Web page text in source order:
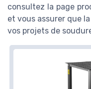
consultez la page
et vous assurer que
vos projets de